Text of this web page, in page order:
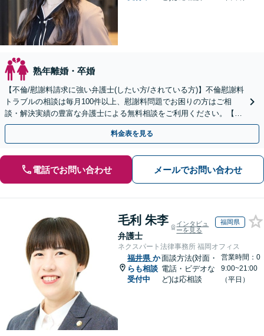
熟年離婚・卒婚
【不倫/慰謝料請求に強い弁護士(したい方/されている方)】不倫慰謝料
トラブルの相談は毎月100件以上、慰謝料問題でお困りの方はご相
談・解決実績の豊富な弁護士による無料相談をご利用ください。【不
倫相談は初回0円】【全国対応】
料金表を見る
電話でお問い合わせ メールでお問い合わせ
毛利 朱李
弁護士
インタビュ
ーを見る
福岡県
ネクスパート法律事務所 福岡オフィス
福井県 か
らも相談
受付中
面談方法(対面・
電話・ビデオな
ど)は応相談
営業時間：0
9:00~21:00
（平日）